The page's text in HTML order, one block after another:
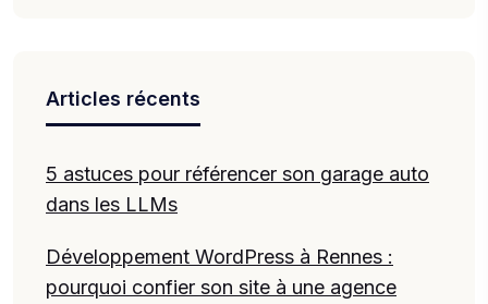
Articles récents
5 astuces pour référencer son garage auto
dans les LLMs
Développement WordPress à Rennes :
pourquoi confier son site à une agence